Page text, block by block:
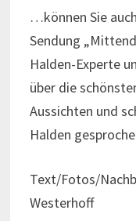
…können Sie
Sendung
Halden-Experte
über die
Aussichten und
Halden
Text/Fotos/
Westerhoff